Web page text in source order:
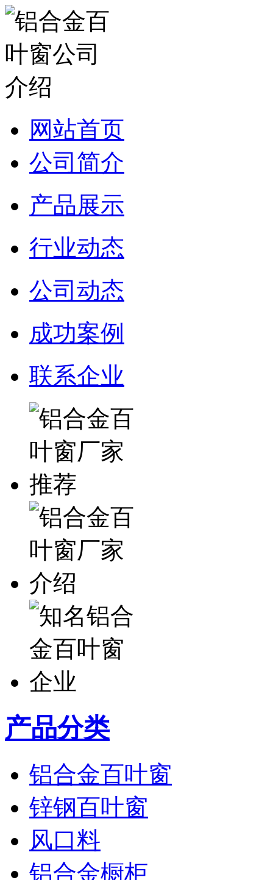
网站首页
公司简介
产品展示
行业动态
公司动态
成功案例
联系企业
产品分类
铝合金百叶窗
锌钢百叶窗
风口料
铝合金橱柜